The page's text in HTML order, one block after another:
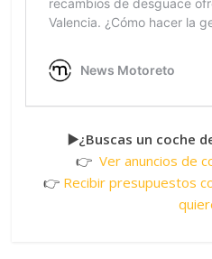
▶️¿Buscas un coche
👉Ver anuncios de
👉 Recibir presupuestos